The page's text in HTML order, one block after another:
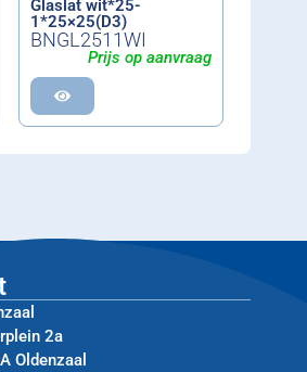
Glaslat wit*25-
1*25×25(D3)
BNGL2511WI
Prijs op aanvraag
2a
Oldenzaal